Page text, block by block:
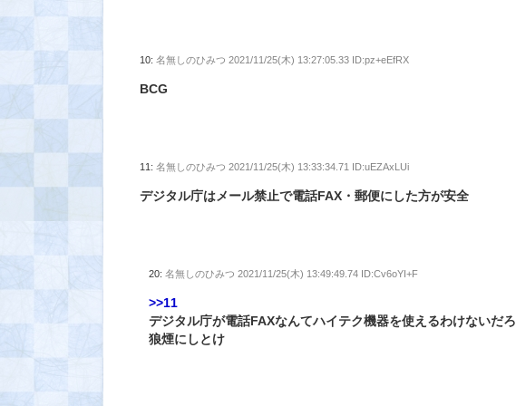
10:名無しのひみつ 2021/11/25(木) 13:27:05.33 ID:pz+eEfRX
BCG
11:名無しのひみつ 2021/11/25(木) 13:33:34.71 ID:uEZAxLUi
デジタル庁はメール禁止で電話FAX・郵便にした方が安全
20:名無しのひみつ 2021/11/25(木) 13:49:49.74 ID:Cv6oYI+F
>>11
デジタル庁が電話FAXなんてハイテク機器を使えるわけないだろ
狼煙にしとけ